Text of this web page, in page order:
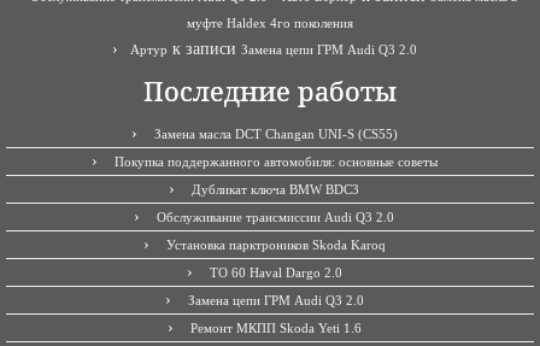
муфте Haldex 4го поколения
Артур к записи Замена цепи ГРМ Audi Q3 2.0
Последние работы
Замена масла DCT Changan UNI-S (CS55)
Покупка поддержанного автомобиля: основные советы
Дубликат ключа BMW BDC3
Обслуживание трансмиссии Audi Q3 2.0
Установка парктроников Skoda Karoq
ТО 60 Haval Dargo 2.0
Замена цепи ГРМ Audi Q3 2.0
Ремонт МКПП Skoda Yeti 1.6